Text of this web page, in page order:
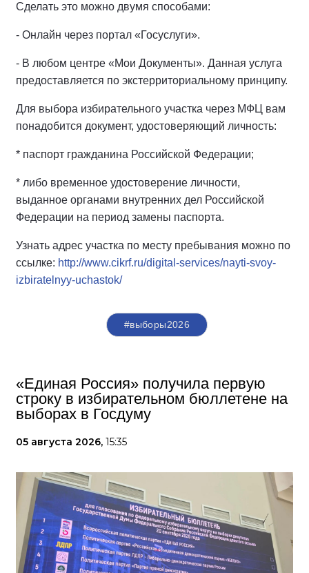
Сделать это можно двумя способами:
- Онлайн через портал «Госуслуги».
- В любом центре «Мои Документы». Данная услуга
предоставляется по экстерриториальному принципу.
Для выбора избирательного участка через МФЦ вам
понадобится документ, удостоверяющий личность:
* паспорт гражданина Российской Федерации;
* либо временное удостоверение личности,
выданное органами внутренних дел Российской
Федерации на период замены паспорта.
Узнать адрес участка по месту пребывания можно по
ссылке: http://www.cikrf.ru/digital-services/nayti-svoy-
izbiratelnyy-uchastok/
#выборы2026
«Единая Россия» получила первую
строку в избирательном бюллетене на
выборах в Госдуму
05 августа 2026, 15:35